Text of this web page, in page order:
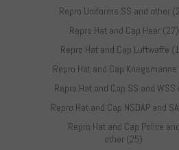
Repro Uniforms SS and other
Repro Hat and Cap Heer (27)
Repro Hat and Cap Luftwaffe
Repro Hat and Cap
Repro Hat and Cap SS and WSS
Repro Hat and Cap NSDAP and
Repro Hat and Cap Police and
other (25)